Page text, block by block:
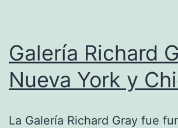
Galería Richard
Nueva York y
La Galería Richard Gray fue